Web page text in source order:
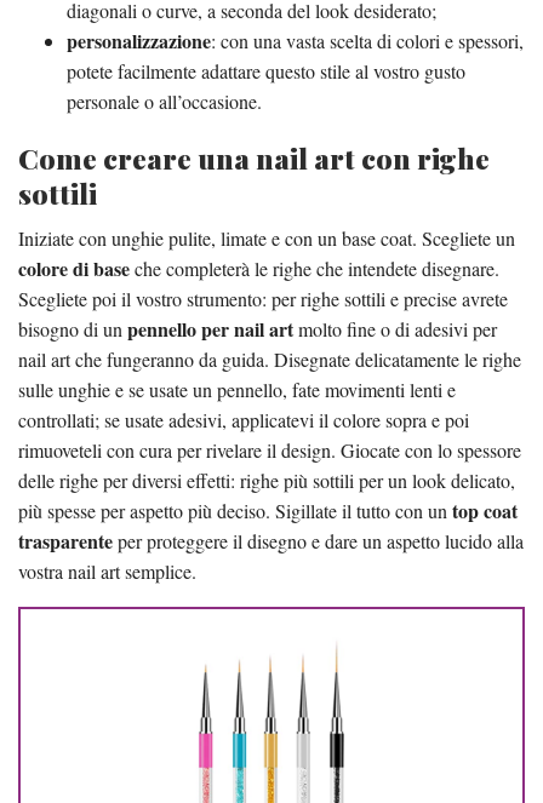
diagonali o curve, a seconda del look desiderato;
personalizzazione: con una vasta scelta di colori e spessori,
potete facilmente adattare questo stile al vostro gusto
personale o all’occasione.
Come creare una nail art con righe
sottili
Iniziate con unghie pulite, limate e con un base coat. Scegliete un
colore di baseche completerà le righe che intendete disegnare.
Scegliete poi il vostro strumento: per righe sottili e precise avrete
bisogno di un pennello per nail artmolto fine o di adesivi per
nail art che fungeranno da guida. Disegnate delicatamente le righe
sulle unghie e se usate un pennello, fate movimenti lenti e
controllati; se usate adesivi, applicatevi il colore sopra e poi
rimuoveteli con cura per rivelare il design. Giocate con lo spessore
delle righe per diversi effetti: righe più sottili per un look delicato,
più spesse per aspetto più deciso. Sigillate il tutto con un top coat
trasparenteper proteggere il disegno e dare un aspetto lucido alla
vostra nail art semplice.